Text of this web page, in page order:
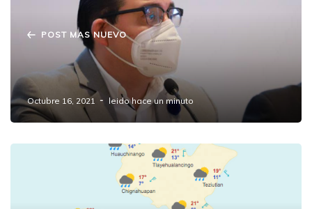
POST MAS NUEVO
Vigilarán diputados construcción del
hospital de Amozoc.
Octubre 16, 2021 leido hace un minuto